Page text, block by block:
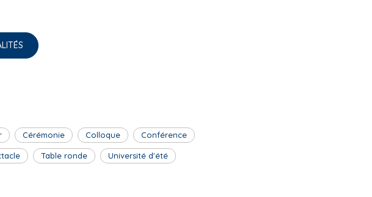
Cérémonie Colloque Conférence
Table ronde Université d'été